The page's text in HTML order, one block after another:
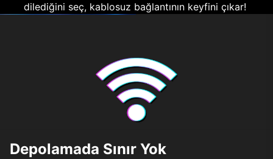
dilediğini seç, kablosuz bağlantının keyfini çıkar!
Depolamada Sınır Yok